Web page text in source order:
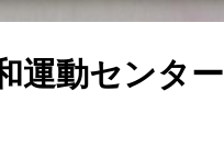
運動センタ